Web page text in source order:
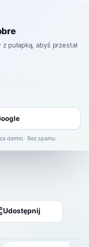
Udostępnij
pułapką, abyś przestał
darmo · Bez spamu